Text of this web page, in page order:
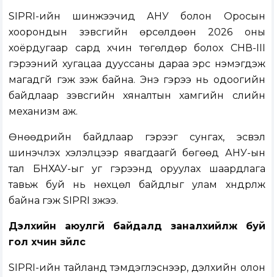
SIPRI-ийн шинжээчид АНУ болон Оросын
хоорондын зэвсгийн өрсөлдөөн 2026 оны
хоёрдугаар сард хүчин төгөлдөр болох СНВ-III
гэрээний хугацаа дууссаны дараа эрс нэмэгдэж
магадгүй гэж үзэж байна. Энэ гэрээ нь одоогийн
байдлаар зэвсгийн хяналтын хамгийн сүүлийн
механизм аж.
Өнөөдрийн байдлаар гэрээг сунгах, эсвэл
шинэчлэх хэлэлцээр явагдаагүй бөгөөд АНУ-ын
тал БНХАУ-ыг уг гэрээнд оруулах шаардлага
тавьж буй нь нөхцөл байдлыг улам хүндрүүлж
байна гэж SIPRI үзжээ.
Дэлхийн аюулгүй байдалд заналхийлж буй
гол хүчин зүйлс
SIPRI-ийн тайланд тэмдэглэснээр, дэлхийн олон